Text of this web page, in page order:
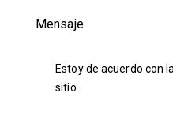
Estoy de acuerdo con la
sitio.